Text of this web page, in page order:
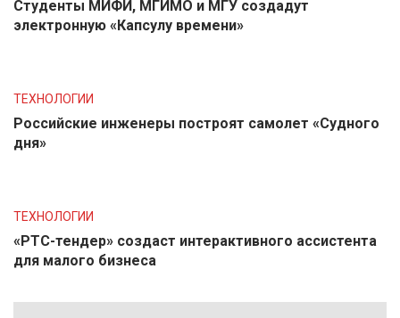
Студенты МИФИ, МГИМО и МГУ создадут
электронную «Капсулу времени»
ТЕХНОЛОГИИ
Российские инженеры построят самолет «Судного
дня»
ТЕХНОЛОГИИ
«РТС-тендер» создаст интерактивного ассистента
для малого бизнеса